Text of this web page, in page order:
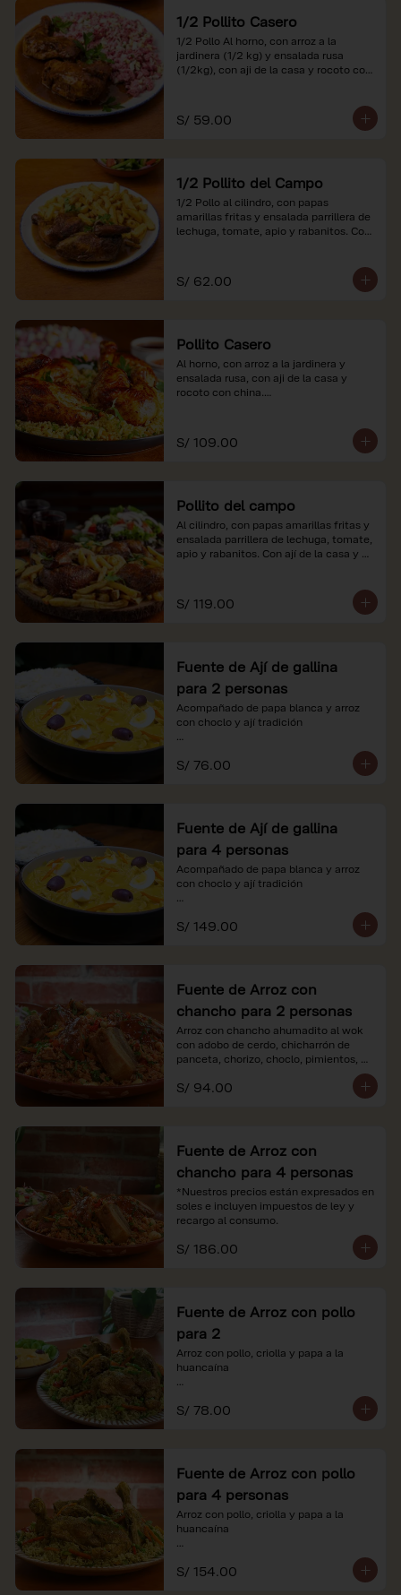
1/2 Pollito Casero
1/2 Pollo Al horno, con arroz a la
jardinera (1/2 kg) y ensalada rusa
(1/2kg), con aji de la casa y rocoto con
*Nuestros precios están expresados en
soles e incluyen impuestos de ley y
S/ 59.00
1/2 Pollito del Campo
1/2 Pollo al cilindro, con papas
amarillas fritas y ensalada parrillera de
lechuga, tomate, apio y rabanitos. Con
*Nuestros precios están expresados en
soles e incluyen impuestos de ley y
S/ 62.00
Pollito Casero
Al horno, con arroz a la jardinera y
ensalada rusa, con aji de la casa y
rocoto con china.
soles e incluyen impuestos de ley y
recargo al consumo.
S/ 109.00
Pollito del campo
Al cilindro, con papas amarillas fritas y
ensalada parrillera de lechuga, tomate,
apio y rabanitos. Con ají de la casa y
*Nuestros precios están expresados en
soles e incluyen impuestos de ley y
S/ 119.00
Fuente de Ají de gallina
para 2 personas
Acompañado de papa blanca y arroz
con choclo y ají tradición
*Nuestros precios están expresados en
soles e incluyen impuestos de ley y
S/ 76.00
Fuente de Ají de gallina
para 4 personas
Acompañado de papa blanca y arroz
con choclo y ají tradición
*Nuestros precios están expresados en
soles e incluyen impuestos de ley y
S/ 149.00
Fuente de Arroz con
chancho para 2 personas
Arroz con chancho ahumadito al wok
con adobo de cerdo, chicharrón de
panceta, chorizo, choclo, pimientos,
*Nuestros precios están expresados en
S/ 94.00
Fuente de Arroz con
chancho para 4 personas
*Nuestros precios están expresados en
soles e incluyen impuestos de ley y
recargo al consumo.
S/ 186.00
Fuente de Arroz con pollo
para 2
Arroz con pollo, criolla y papa a la
huancaína
*Nuestros precios están expresados en
soles e incluyen impuestos de ley y
S/ 78.00
Fuente de Arroz con pollo
para 4 personas
Arroz con pollo, criolla y papa a la
huancaína
*Nuestros precios están expresados en
soles e incluyen impuestos de ley y
S/ 154.00